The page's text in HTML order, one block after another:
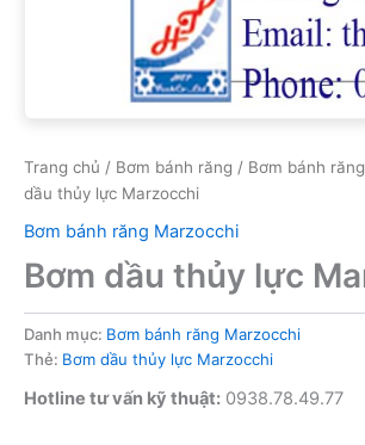
Trang chủ / Bơm bánh răng / Bơm bánh
dầu thủy lực Marzocchi
Bơm bánh răng Marzocchi
Bơm dầu thủy lực
Danh mục: Bơm bánh răng Marzocchi
Thẻ: Bơm dầu thủy lực Marzocchi
Hotline tư vấn kỹ thuật: 0938.78.49.77